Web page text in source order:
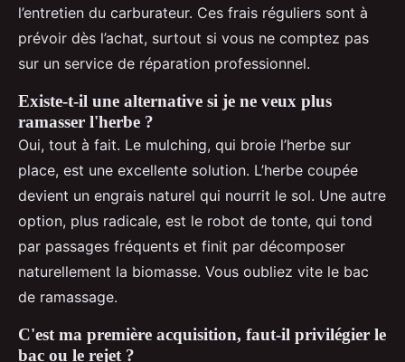
l’entretien du carburateur. Ces frais réguliers sont à
prévoir dès l’achat, surtout si vous ne comptez pas
sur un service de réparation professionnel.
Existe-t-il une alternative si je ne veux plus
ramasser l'herbe ?
Oui, tout à fait. Le mulching, qui broie l’herbe sur
place, est une excellente solution. L’herbe coupée
devient un engrais naturel qui nourrit le sol. Une autre
option, plus radicale, est le robot de tonte, qui tond
par passages fréquents et finit par décomposer
naturellement la biomasse. Vous oubliez vite le bac
de ramassage.
C'est ma première acquisition, faut-il privilégier le
bac ou le rejet ?